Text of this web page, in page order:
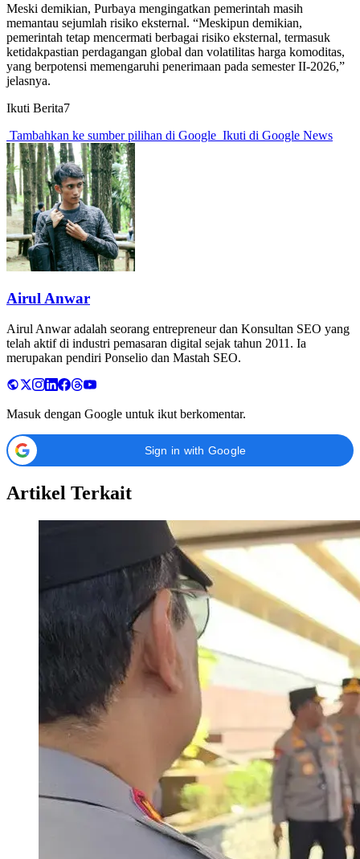
Meski demikian, Purbaya mengingatkan pemerintah masih
memantau sejumlah risiko eksternal. “Meskipun demikian,
pemerintah tetap mencermati berbagai risiko eksternal, termasuk
ketidakpastian perdagangan global dan volatilitas harga komoditas,
yang berpotensi memengaruhi penerimaan pada semester II-2026,”
jelasnya.
Ikuti Berita7
Tambahkan ke sumber pilihan di Google Ikuti di Google News
Airul Anwar
Airul Anwar adalah seorang entrepreneur dan Konsultan SEO yang
telah aktif di industri pemasaran digital sejak tahun 2011. Ia
merupakan pendiri Ponselio dan Mastah SEO.
Masuk dengan Google untuk ikut berkomentar.
Sign in with Google
Artikel Terkait